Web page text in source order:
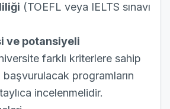
(TOEFL veya IELTS sınavı
ve potansiyeli
farklı kriterlere sahip
programların
incelenmelidir.